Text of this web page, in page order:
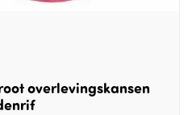
overlevingskansen